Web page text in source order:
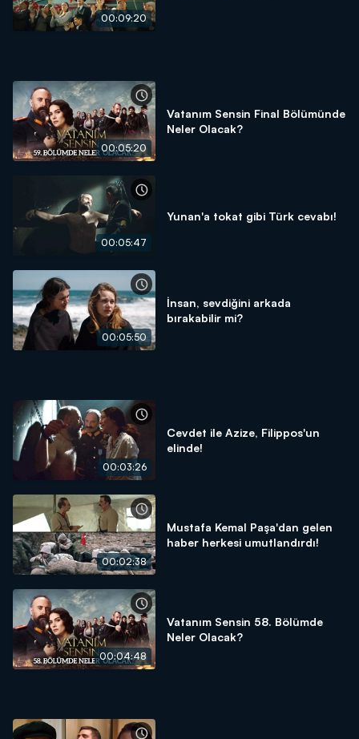
00:09:20
00:05:20
Vatanım Sensin Final Bölümünde
Neler Olacak?
00:05:47
Yunan'a tokat gibi Türk cevabı!
00:05:50
İnsan, sevdiğini arkada
bırakabilir mi?
00:03:26
Cevdet ile Azize, Filippos'un
elinde!
00:02:38
Mustafa Kemal Paşa'dan gelen
haber herkesi umutlandırdı!
00:04:48
Vatanım Sensin 58. Bölümde
Neler Olacak?